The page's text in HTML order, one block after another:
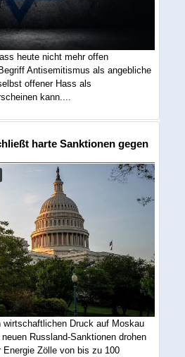
heute nicht mehr offen
Antisemitismus als angebliche
offener Hass als
kann....
harte Sanktionen gegen
wirtschaftlichen Druck auf Moskau
Russland-Sanktionen drohen
Zölle von bis zu 100